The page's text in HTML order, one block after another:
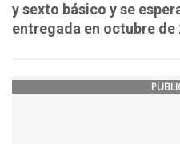
y sexto básico y se
entregada en octubre de